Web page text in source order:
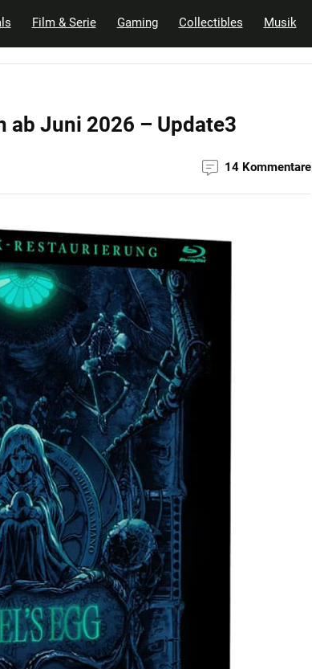
Film & Serie Gaming Collectibles Musik
ab Juni 2026 – Update3
14 Kommentare